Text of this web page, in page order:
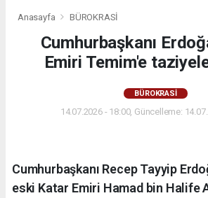
Anasayfa BÜROKRASİ
Cumhurbaşkanı
Emiri Temim'e
BÜROKRASİ
14.07.2026 - 18:00, Güncelleme:
Cumhurbaşkanı Recep Tayyip
eski Katar Emiri Hamad bin Halife